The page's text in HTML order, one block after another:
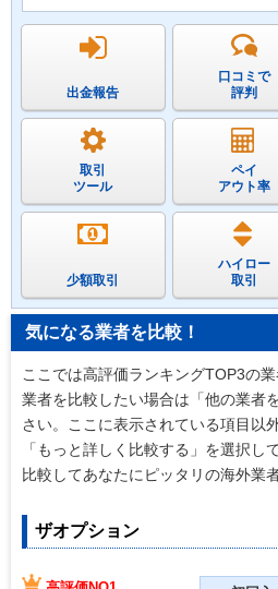
出金報告
口コミで
評判
取引
ツール
ペイ
アウト率
少額取引
ハイロー
取引
気になる業者を比較！
ここでは高評価ランキングTOP3の
業者を比較したい場合は「他の業者
さい。ここに表示されている項目以
「もっと詳しく比較する」を選択し
比較してあなたにピッタリの海外業
ザオプション